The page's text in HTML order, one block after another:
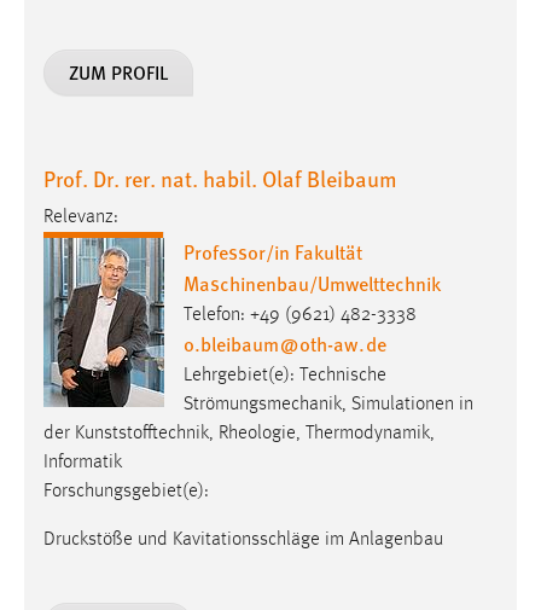
ZUM PROFIL
Prof. Dr. rer. nat. habil. Olaf Bleibaum
Relevanz:
Professor/in Fakultät
Maschinenbau/Umwelttechnik
Telefon: +49 (9621) 482-3338
o.bleibaum@oth-aw.de
Lehrgebiet(e): Technische
Strömungsmechanik, Simulationen in
der Kunststofftechnik, Rheologie, Thermodynamik,
Informatik
Forschungsgebiet(e):
Druckstöße und Kavitationsschläge im Anlagenbau